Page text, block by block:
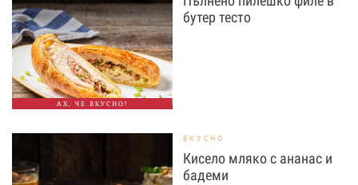
АХ, ЧЕ ВКУСНО!
бутер тесто
ВКУСНО
Кисело мляко с ананас и
бадеми